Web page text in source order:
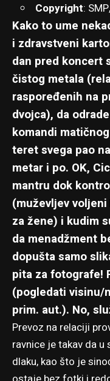
Copyright:
Kako to ume
i zdravstveni
dan pred koncert
čistog metala
raspoređenih na
dvojca), da
komandi
teret svega pao
metar i po. OK,
mantru dok
(muževljev
za žene) i kudim
da menadžment
dopušta samo
pita za fotografe!
(pogledati visinu/
prim. aut.). No,
Prevoz na relaciji
ravnice je takav da
dlaku, kao što je